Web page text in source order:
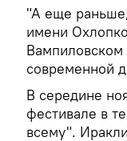
"А еще
имени
Вампиловском
современной
В середине
фестивале в
всему".